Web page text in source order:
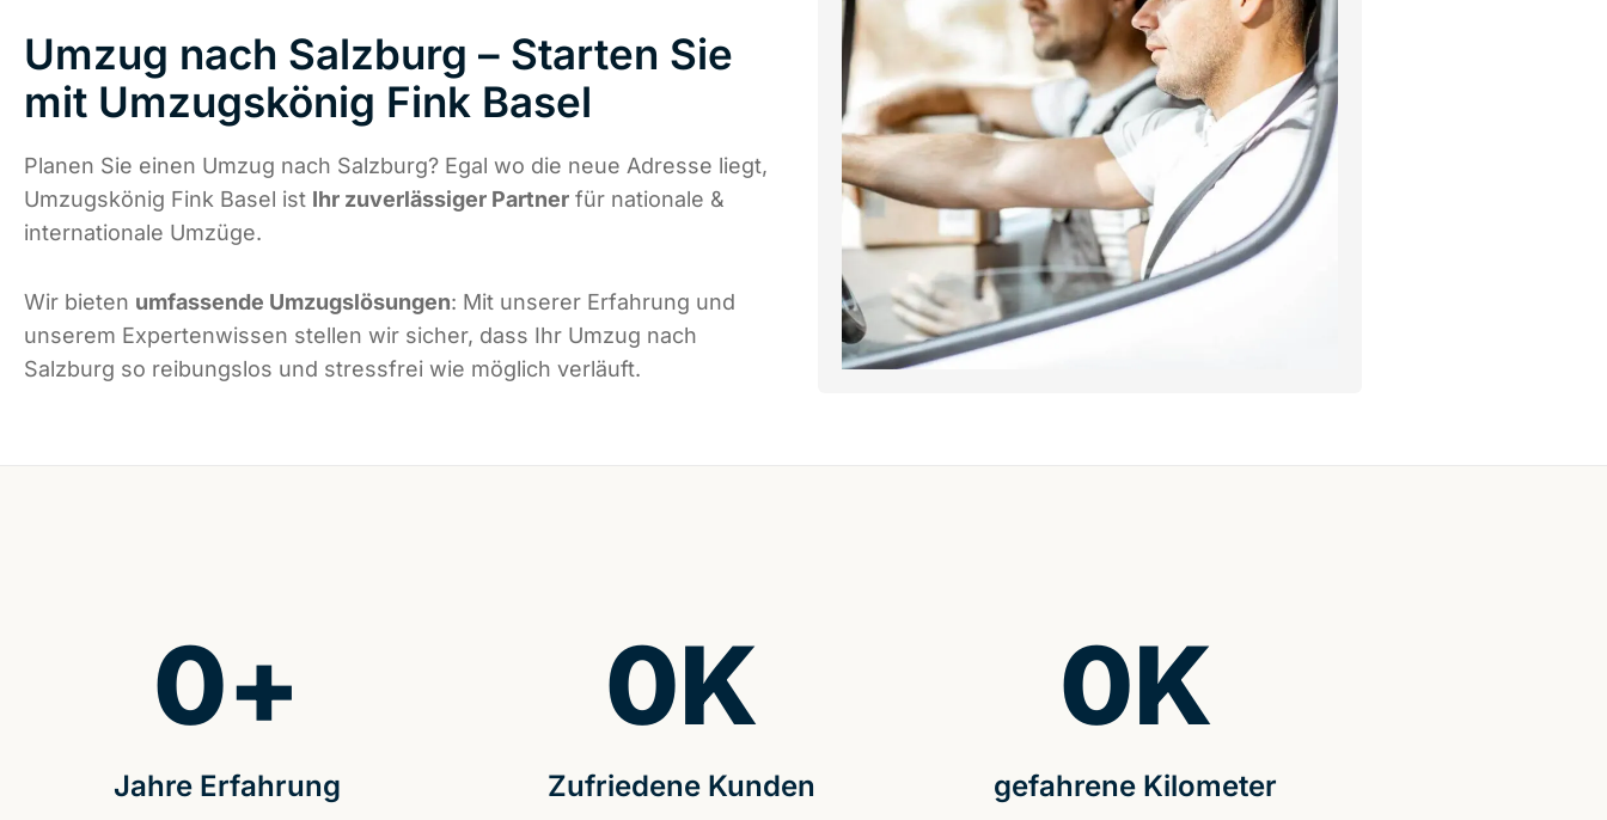
Umzug nach Salzburg – Starten Sie
mit Umzugskönig Fink Basel
Planen Sie einen Umzug nach Salzburg? Egal wo die neue Adresse liegt,
Umzugskönig Fink Basel ist Ihr zuverlässiger Partner für nationale &
internationale Umzüge.
Wir bieten umfassende Umzugslösungen: Mit unserer Erfahrung und
unserem Expertenwissen stellen wir sicher, dass Ihr Umzug nach
Salzburg so reibungslos und stressfrei wie möglich verläuft.
Jahre Erfahrung
0+
Zufriedene Kunden
0K
gefahrene Kilometer
0K